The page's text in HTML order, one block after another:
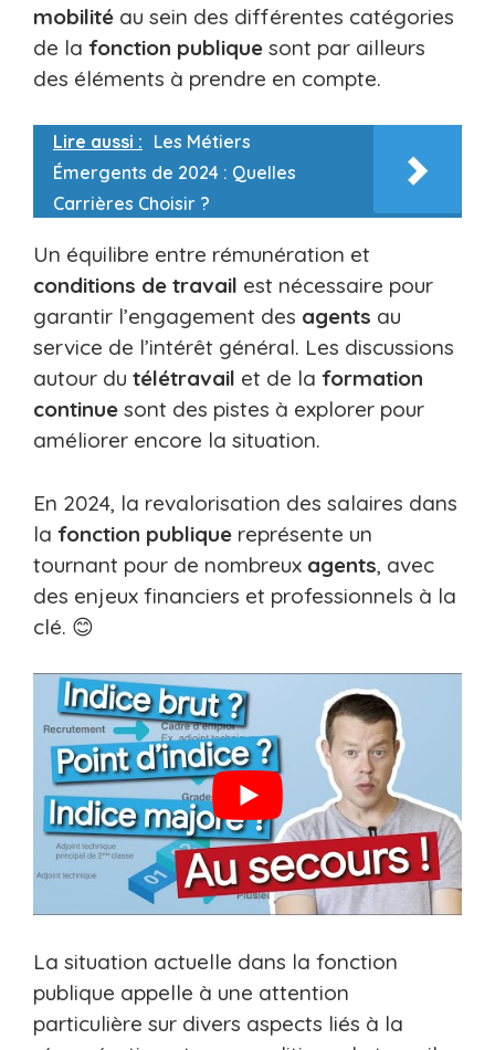
mobilité au sein des différentes catégories
de la fonction publique sont par ailleurs
des éléments à prendre en compte.
Lire aussi : Les Métiers
Émergents de 2024 : Quelles
Carrières Choisir ?
Un équilibre entre rémunération et
conditions de travail est nécessaire pour
garantir l’engagement des agents au
service de l’intérêt général. Les discussions
autour du télétravail et de la formation
continue sont des pistes à explorer pour
améliorer encore la situation.
En 2024, la revalorisation des salaires dans
la fonction publique représente un
tournant pour de nombreux agents, avec
des enjeux financiers et professionnels à la
clé. 😊
La situation actuelle dans la fonction
publique appelle à une attention
particulière sur divers aspects liés à la